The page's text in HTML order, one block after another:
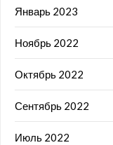
Январь 2023
Ноябрь 2022
Октябрь 2022
Сентябрь 2022
Июль 2022